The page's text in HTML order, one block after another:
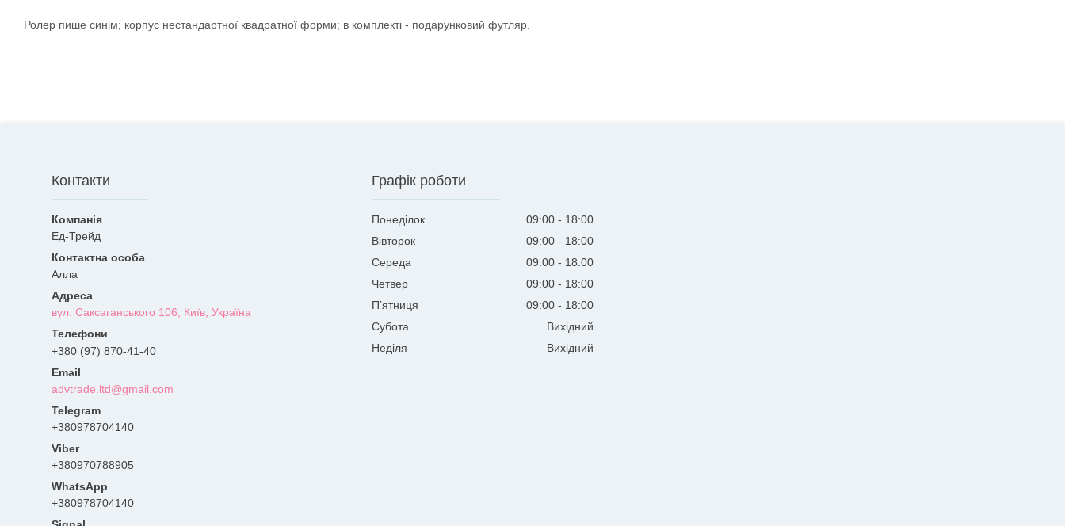
Ролер пише синім; корпус нестандартної квадратної форми; в комплекті - подарунковий футляр.
Контакти
Ед-Трейд
Алла
вул. Саксаганського 106, Київ, Україна
+380 (97) 870-41-40
advtrade.ltd@gmail.com
+380978704140
+380970788905
+380978704140
Графік роботи
Понеділок 09:00
18:00
Вівторок
09:00
18:00
Середа
09:00
18:00
Четвер
09:00
18:00
Пʼятниця
09:00
18:00
Субота
Вихідний
Неділя
Вихідний